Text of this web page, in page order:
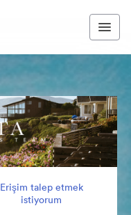
Erişim talep etmek
istiyorum